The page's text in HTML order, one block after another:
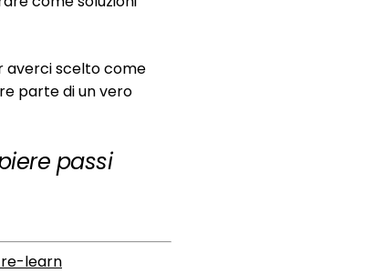
averci scelto come
parte di un vero
passi
learn